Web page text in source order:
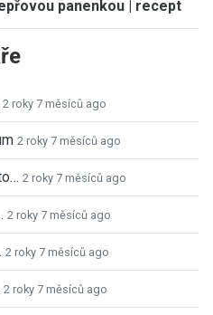
panenkou | recept
2 roky 7 měsíců ago
2 roky 7 měsíců ago
2 roky 7 měsíců ago
2 roky 7 měsíců ago
2 roky 7 měsíců ago
2 roky 7 měsíců ago